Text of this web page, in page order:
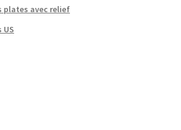
plates avec relief
US